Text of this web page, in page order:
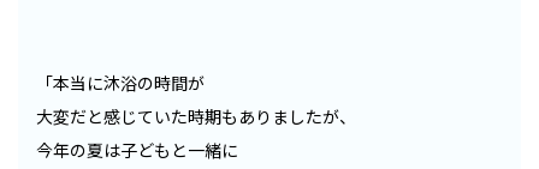
「本当に沐浴の時間が
大変だと感じていた時期もありましたが、
今年の夏は子どもと一緒に